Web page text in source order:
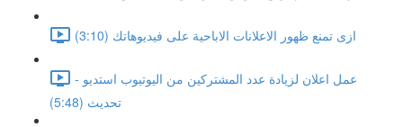
ازى تمنع ظهور الاعلانات الاباحية على فيديوهاتك (3:10)
عمل اعلان لزيادة عدد المشتركين من اليوتيوب استديو -
تحديث (5:48)